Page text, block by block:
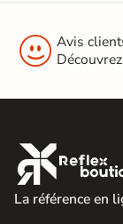
 Avis
La référence en